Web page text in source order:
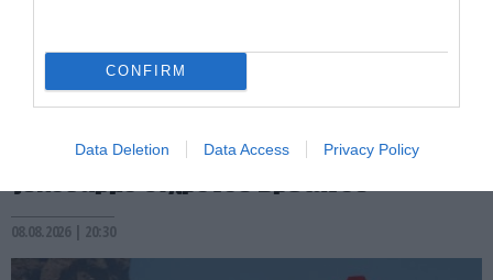
CONFIRM
Data Deletion Data Access Privacy Policy
PRONEWS.GR /ΕΣΩΤΕΡΙΚΗ ΑΣΦΑΛΕΙΑ
Ρέθυμνο: Πέντε συλλήψεις για τον
08.08.2026 | 20:30